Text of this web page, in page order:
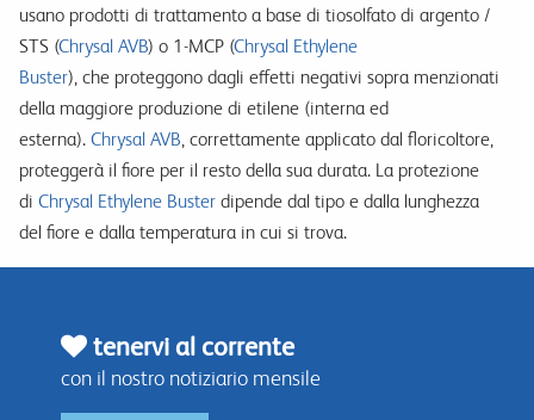
usano prodotti di trattamento a base di tiosolfato di argento /
STS (Chrysal AVB) o 1-MCP (Chrysal Ethylene
Buster), che proteggono dagli effetti negativi sopra menzionati
della maggiore produzione di etilene (interna ed
esterna). Chrysal AVB, correttamente applicato dal floricoltore,
proteggerà il fiore per il resto della sua durata. La protezione
di Chrysal Ethylene Buster dipende dal tipo e dalla lunghezza
del fiore e dalla temperatura in cui si trova.
tenervi al corrente
con il nostro notiziario mensile